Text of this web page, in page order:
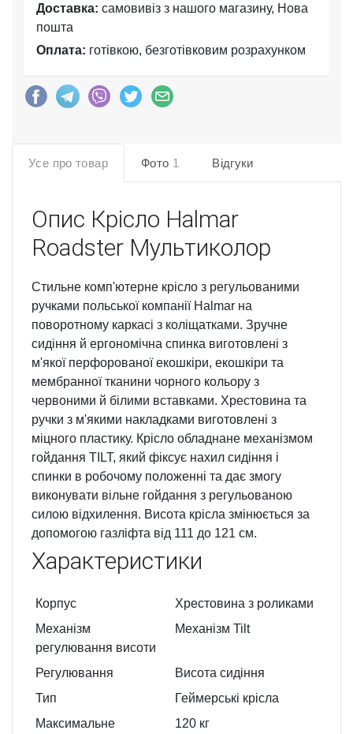
Доставка: самовивіз з нашого магазину, Нова
пошта
Оплата: готівкою, безготівковим розрахунком
Усе про товар Фото 1 Відгуки
Опис Крісло Halmar
Roadster Мультиколор
Стильне комп'ютерне крісло з регульованими
ручками польської компанії Halmar на
поворотному каркасі з коліщатками. Зручне
сидіння й ергономічна спинка виготовлені з
м'якої перфорованої екошкіри, екошкіри та
мембранної тканини чорного кольору з
червоними й білими вставками. Хрестовина та
ручки з м'якими накладками виготовлені з
міцного пластику. Крісло обладнане механізмом
гойдання TILT, який фіксує нахил сидіння і
спинки в робочому положенні та дає змогу
виконувати вільне гойдання з регульованою
силою відхилення. Висота крісла змінюється за
допомогою газліфта від 111 до 121 см.
Характеристики
Корпус
Хрестовина з роликами
Механізм
регулювання висоти
Механізм Tilt
Регулювання
Висота сидіння
Тип
Геймерські крісла
Максимальне
120 кг